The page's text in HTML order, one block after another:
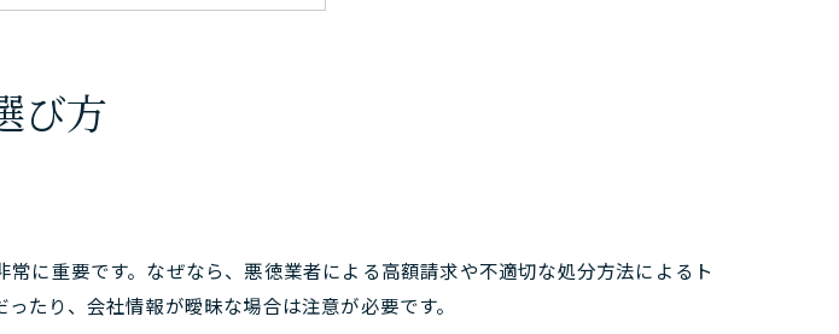
快適な暮らしの変化とは
もたらす心のゆとりとは
用品回収依頼の極意
び方
に重要です。なぜなら、悪徳業者による高額請求や不適切な処分方法によるト
たり、会社情報が曖昧な場合は注意が必要です。